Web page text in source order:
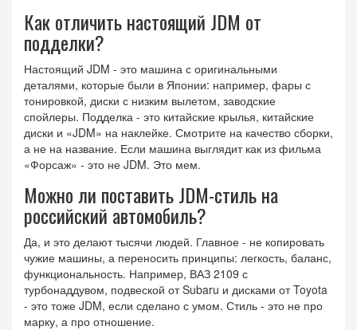
Как отличить настоящий JDM от
подделки?
Настоящий JDM - это машина с оригинальными
деталями, которые были в Японии: например, фары с
тонировкой, диски с низким вылетом, заводские
спойлеры. Подделка - это китайские крылья, китайские
диски и «JDM» на наклейке. Смотрите на качество сборки,
а не на название. Если машина выглядит как из фильма
«Форсаж» - это не JDM. Это мем.
Можно ли поставить JDM-стиль на
российский автомобиль?
Да, и это делают тысячи людей. Главное - не копировать
чужие машины, а переносить принципы: легкость, баланс,
функциональность. Например, ВАЗ 2109 с
турбонаддувом, подвеской от Subaru и дисками от Toyota
- это тоже JDM, если сделано с умом. Стиль - это не про
марку, а про отношение.